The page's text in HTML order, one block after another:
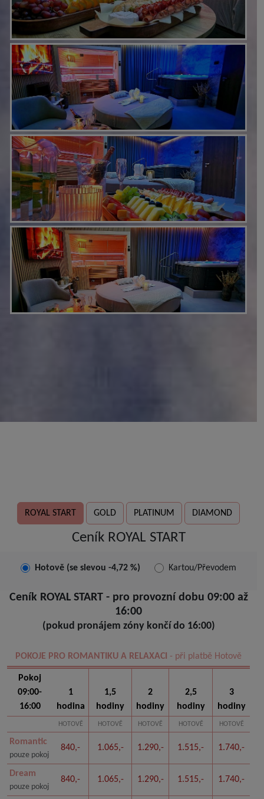
ROYAL START GOLD PLATINUM DIAMOND
Ceník ROYAL START
Hotově (se slevou -4,72 %) Kartou/Převodem
Ceník ROYAL START - pro provozní dobu 09:00 až
16:00
(pokud pronájem zóny končí do 16:00)
POKOJE PRO ROMANTIKU A RELAXACI - při platbě Hotově
Pokoj
09:00-
16:00
1
hodina
1,5
hodiny
2
hodiny
2,5
hodiny
3
hodiny
HOTOVĚ HOTOVĚ HOTOVĚ HOTOVĚ HOTOVĚ
Romantic
pouze pokoj
840,- 1.065,- 1.290,- 1.515,- 1.740,-
Dream
pouze pokoj
840,- 1.065,- 1.290,- 1.515,- 1.740,-